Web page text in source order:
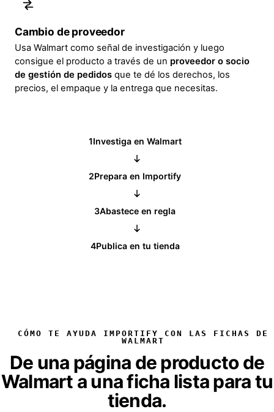
Cambio de proveedor
Usa Walmart como señal de investigación y luego
consigue el producto a través de un proveedor o socio
de gestión de pedidos que te dé los derechos, los
precios, el empaque y la entrega que necesitas.
1Investiga en Walmart
2Prepara en Importify
3Abastece en regla
4Publica en tu tienda
CÓMO TE AYUDA IMPORTIFY CON LAS FICHAS DE
WALMART
De una página de producto de
Walmart a una ficha lista para tu
tienda.